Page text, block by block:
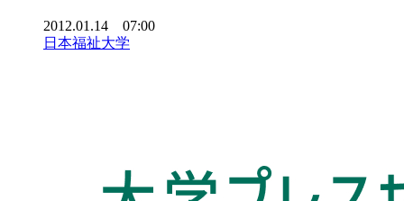
2012.01.14 07:00
日本福祉大学